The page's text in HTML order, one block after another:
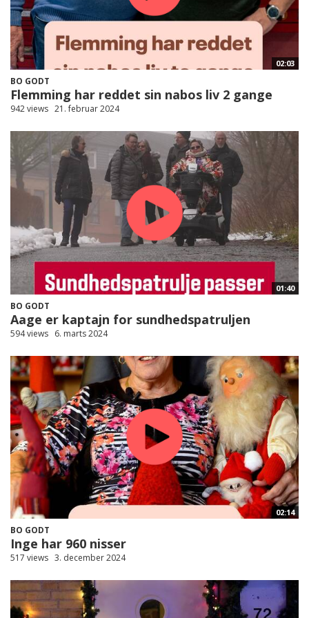
02:03
BO GODT
Flemming har reddet sin nabos liv 2 gange
942 views 21. februar 2024
01:40
BO GODT
Aage er kaptajn for sundhedspatruljen
594 views 6. marts 2024
02:14
BO GODT
Inge har 960 nisser
517 views 3. december 2024